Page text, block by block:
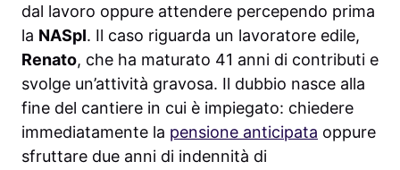
dal lavoro oppure attendere percependo prima
la NASpI. Il caso riguarda un lavoratore edile,
Renato, che ha maturato 41 anni di contributi e
svolge un’attività gravosa. Il dubbio nasce alla
fine del cantiere in cui è impiegato: chiedere
immediatamente la pensione anticipata oppure
sfruttare due anni di indennità di